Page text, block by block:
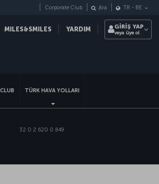
MILES&SMILES YARDIM
Corporate Club Ara TR - BE
GİRİŞ YAP
veya üye ol
TÜRK HAVA YOLLARI
32 0 2 620 0 849